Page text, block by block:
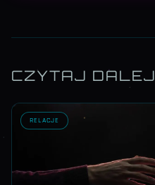
CZYTAJ DALEJ
RELACJE